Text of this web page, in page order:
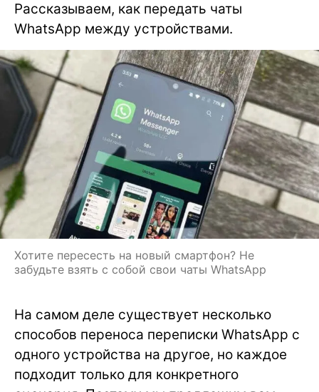
Рассказываем, как передать чаты
WhatsApp между устройствами.
Хотите пересесть на новый смартфон? Не
забудьте взять с собой свои чаты WhatsApp
На самом деле существует несколько
способов переноса переписки WhatsApp с
одного устройства на другое, но каждое
подходит только для конкретного